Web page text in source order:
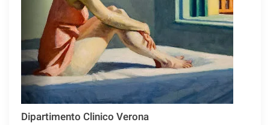
Dipartimento Clinico Verona